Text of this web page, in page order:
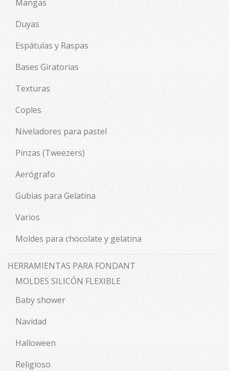
Mangas
Duyas
Espátulas y Raspas
Bases Giratorias
Texturas
Coples
Niveladores para pastel
Pinzas (Tweezers)
Aerógrafo
Gubias para Gelatina
Varios
Moldes para chocolate y gelatina
HERRAMIENTAS PARA FONDANT
MOLDES SILICÓN FLEXIBLE
Baby shower
Navidad
Halloween
Religioso